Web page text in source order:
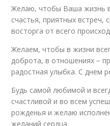
Желаю, чтобы Ваша жизнь
счастья, приятных встреч,
восторга от всего
Желаем, чтобы в жизни
доброта, в отношениях −
радостная улыбка. С днем
Будь самой любимой и
счастливой и во всем
рожденья и желаю
желаний сердца.